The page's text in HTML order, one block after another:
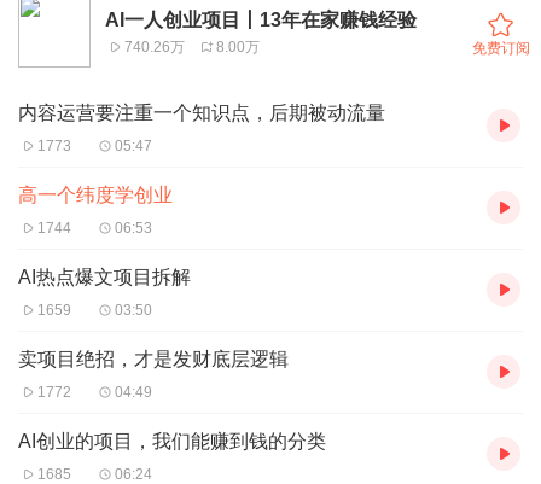
AI一人创业项目丨13年在家赚钱经验
740.26万 8.00万 免费订阅
内容运营要注重一个知识点，后期被动流量
1773 05:47
高一个纬度学创业
1744 06:53
AI热点爆文项目拆解
1659 03:50
卖项目绝招，才是发财底层逻辑
1772 04:49
AI创业的项目，我们能赚到钱的分类
1685 06:24